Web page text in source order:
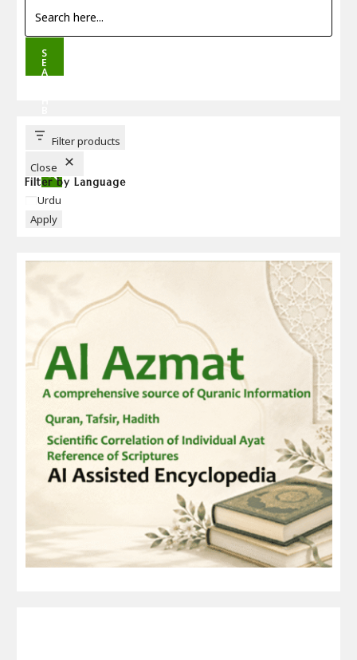
S
E
A
T
T
Filter products
Close
Filter by Language
Language
Urdu
Apply